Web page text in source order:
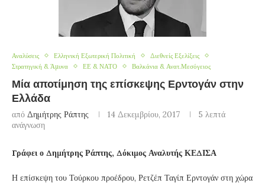
Αναλύσεις Ελληνική Εξωτερική Πολιτική
Διεθνείς Εξελίξεις
Στρατηγική & Άμυνα
ΕΕ & ΝΑΤΟ Βαλκάνια & Ανατ.Μεσόγειος
Μία αποτίμηση της επίσκεψης Ερντογάν στην
Ελλάδα
από Δημήτρης Ράπτης 14 Δεκεμβρίου, 2017
5 λεπτά
ανάγνωση
Γράφει ο Δημήτρης Ράπτης, Δόκιμος Αναλυτής ΚΕΔΙΣΑ
Η επίσκεψη του Τούρκου προέδρου, Ρετζέπ Ταγίπ Ερντογάν στη χώρα